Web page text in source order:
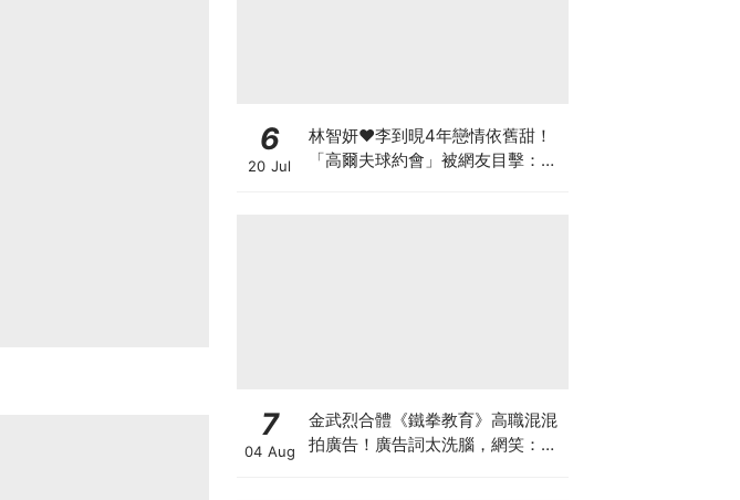
6
20 Jul
林智妍♥李到晛4年戀情依舊甜！
「高爾夫球約會」被網友目擊：還
7
04 Aug
金武烈合體《鐵拳教育》高職混混
拍廣告！廣告詞太洗腦，網笑：像